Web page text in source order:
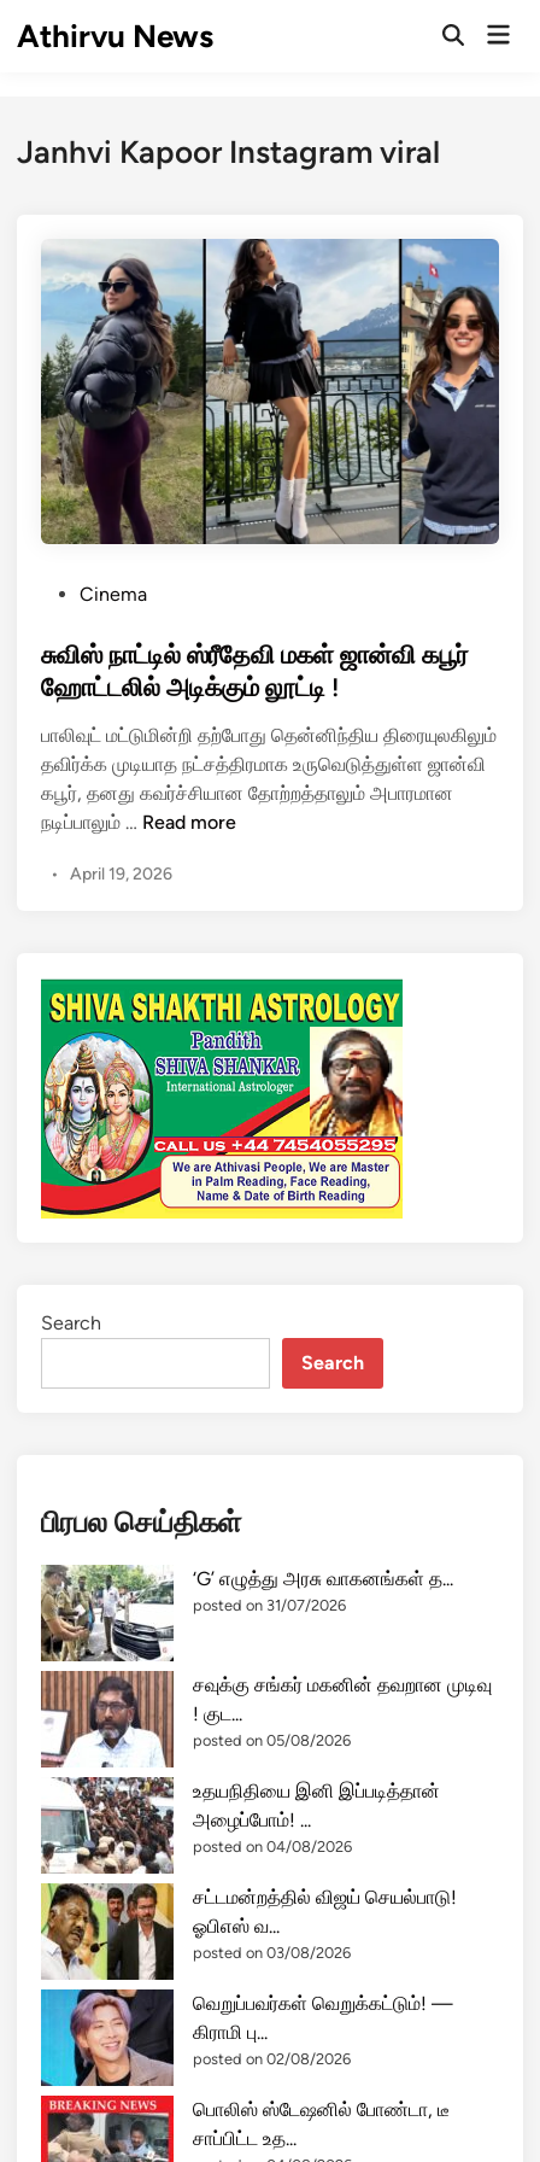
Athirvu News
OpenMain
Janhvi Kapoor Instagram viral
s
t
d
i
n
Cinema
சுவிஸ் நாட்டில் ஸ்ரீதேவி மகள் ஜான்வி கபூர்
ஹோட்டலில் அடிக்கும் லூட்டி !
பாலிவுட் மட்டுமின்றி தற்போது தென்னிந்திய திரையுலகிலும்
தவிர்க்க முடியாத நட்சத்திரமாக உருவெடுத்துள்ள ஜான்வி
கபூர், தனது கவர்ச்சியான தோற்றத்தாலும் அபாரமான
நடிப்பாலும் … சு
ஸ்
ல்
ஸ்
ரீ
தே
வி
ம
க
ள்
பூ
ல்
டி
க்
கு
ம்
லூ
ட்
டி
!
Read more
• April 19, 2026
Search
Search
பிரபல செய்திகள்
‘G’ எழுத்து அரசு வாகனங்கள் த...
posted on 31/07/2026
சவுக்கு சங்கர் மகனின் தவறான முடிவு
! குட...
posted on 05/08/2026
உதயநிதியை இனி இப்படித்தான்
அழைப்போம்! ...
posted on 04/08/2026
சட்டமன்றத்தில் விஜய் செயல்பாடு!
ஓபிஎஸ் வ...
posted on 03/08/2026
வெறுப்பவர்கள் வெறுக்கட்டும்! —
கிராமி பு...
posted on 02/08/2026
பொலிஸ் ஸ்டேஷனில் போண்டா, டீ
சாப்பிட்ட உத...